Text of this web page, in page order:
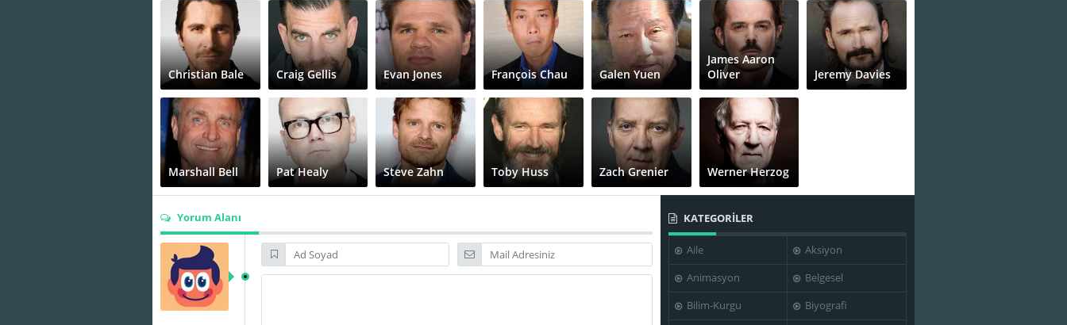
Christian Bale Craig Gellis Evan Jones François Chau Galen Yuen
James Aaron
Oliver
Jeremy Davies
Marshall Bell Pat Healy Steve Zahn Toby Huss Zach Grenier Werner Herzog
Yorum Alanı KATEGORİLER
Aile
Aksiyon
Animasyon
Belgesel
Bilim-Kurgu
Biyografi